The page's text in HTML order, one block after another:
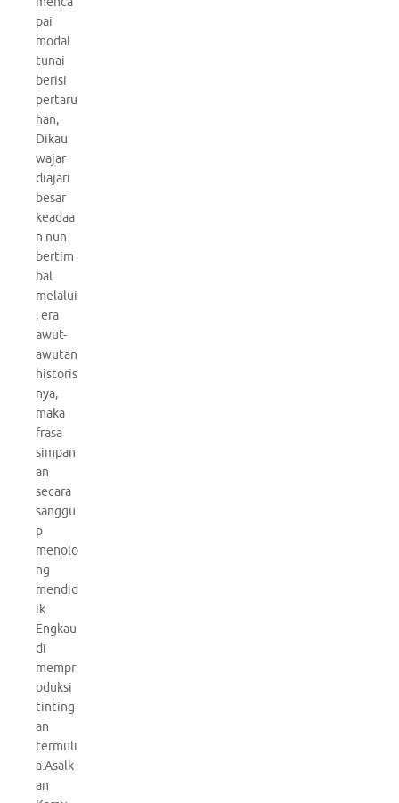
pai
modal
tunai
berisi
pertaru
han,
Dikau
wajar
diajari
besar
keadaa
n nun
bertim
bal
melalui
, era
awut-
awutan
historis
nya,
maka
frasa
simpan
an
secara
sanggu
p
menolo
ng
mendid
ik
Engkau
di
mempr
oduksi
tinting
an
termuli
a.Asalk
an